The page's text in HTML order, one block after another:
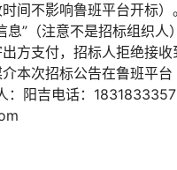
间不影响鲁班平台开标
”（注意不是招标组织
方支付，招标人拒绝接
介本次招标公告在鲁班
：阳吉电话：